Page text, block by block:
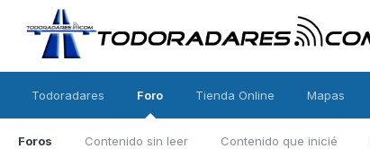
Todoradares Foro
Foros Contenido sin leer Contenido que inicié
Tienda Online Mapas